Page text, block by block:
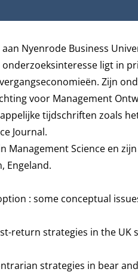
Nyenrode Business
onderzoeksinteresse ligt in
Zijn
voor Management
tijdschriften zoals
Journal.
Management Science en
Engeland.
: some conceptual
return strategies in the
strategies in bear